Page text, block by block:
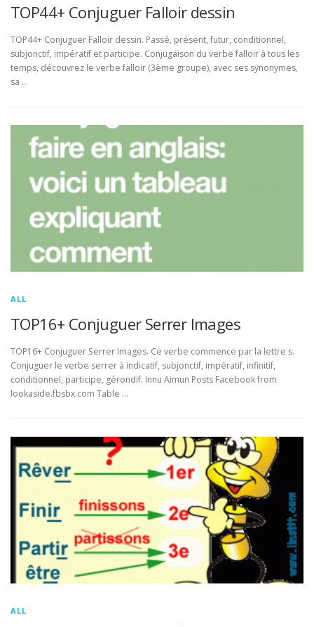
TOP44+ Conjuguer Falloir dessin
TOP44+ Conjuguer Falloir dessin. Passé, présent, futur, conditionnel,
subjonctif, impératif et participe. Conjugaison du verbe falloir à tous les
temps, découvrez le verbe falloir (3ème groupe), avec ses synonymes,
sa …
ALL
TOP16+ Conjuguer Serrer Images
TOP16+ Conjuguer Serrer Images. Ce verbe commence par la lettre s.
Conjuguer le verbe serrer à indicatif, subjonctif, impératif, infinitif,
conditionnel, participe, gérondif. Innu Aimun Posts Facebook from
lookaside.fbsbx.com Table …
ALL